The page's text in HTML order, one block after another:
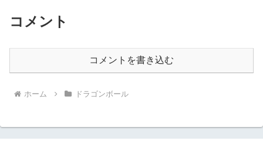
コメント
コメントを書き込む
ホーム ドラゴンボール